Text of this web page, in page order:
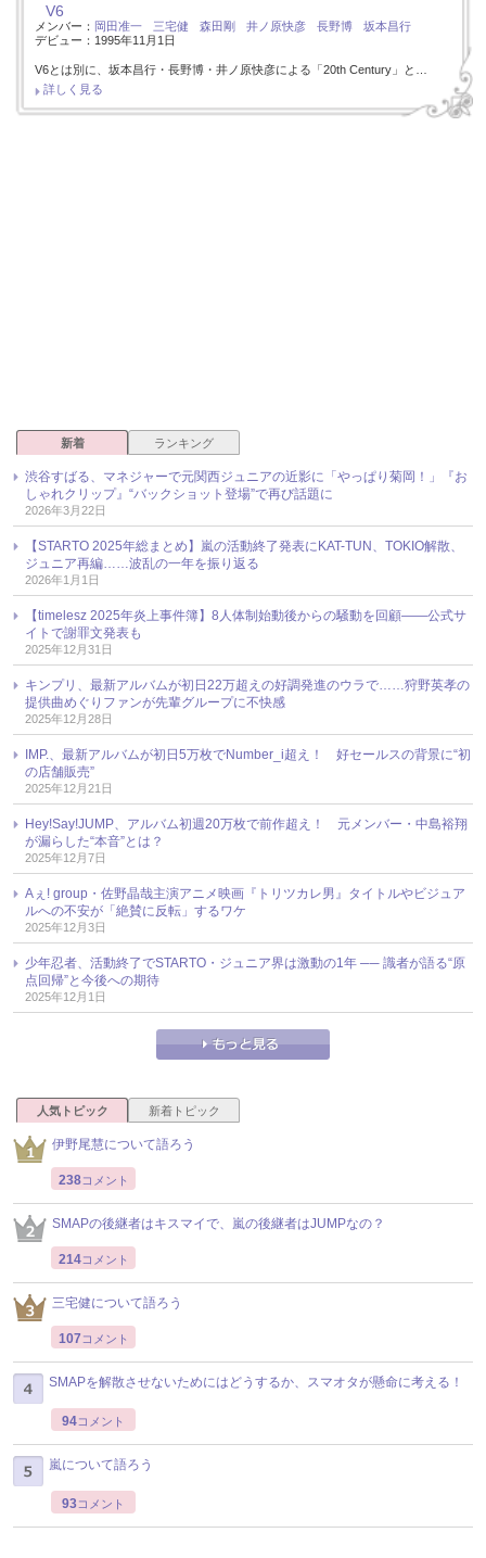
V6
メンバー： 岡田准一 三宅健 森田剛 井ノ原快彦 長野博
坂本昌行
デビュー：1995年11月1日
V6とは別に、坂本昌行・長野博・井ノ原快彦による「20th Century」と…
詳しく見る
新着 ランキング
渋谷すばる、マネジャーで元関西ジュニアの近影に「やっぱり菊岡！」『お
しゃれクリップ』“バックショット登場”で再び話題に
2026年3月22日
【STARTO 2025年総まとめ】嵐の活動終了発表にKAT-TUN、TOKIO解散、
ジュニア再編……波乱の一年を振り返る
2026年1月1日
【timelesz 2025年炎上事件簿】8人体制始動後からの騒動を回顧――公式サ
イトで謝罪文発表も
2025年12月31日
キンプリ、最新アルバムが初日22万超えの好調発進のウラで……狩野英孝の
提供曲めぐりファンが先輩グループに不快感
2025年12月28日
IMP.、最新アルバムが初日5万枚でNumber_i超え！ 好セールスの背景に“初
の店舗販売”
2025年12月21日
Hey!Say!JUMP、アルバム初週20万枚で前作超え！ 元メンバー・中島裕翔
が漏らした“本音”とは？
2025年12月7日
Aぇ! group・佐野晶哉主演アニメ映画『トリツカレ男』タイトルやビジュア
ルへの不安が「絶賛に反転」するワケ
2025年12月3日
少年忍者、活動終了でSTARTO・ジュニア界は激動の1年 ── 識者が語る“原
点回帰”と今後への期待
2025年12月1日
人気トピック 新着トピック
伊野尾慧について語ろう
238コメント
SMAPの後継者はキスマイで、嵐の後継者はJUMPなの？
214コメント
三宅健について語ろう
107 コメント
SMAPを解散させないためにはどうするか、スマオタが懸命に考える！
94コメント
嵐について語ろう
93コメント